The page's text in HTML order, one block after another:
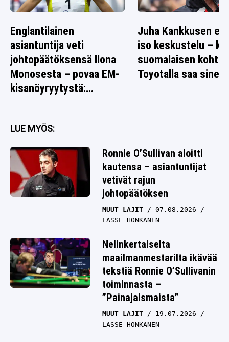
Englantilainen
asiantuntija veti
johtopäätöksensä Ilona
Monosesta – povaa EM-
kisanöyryytystä:
Juha Kankkusen
iso keskustelu –
suomalaisen
Toyotalla saa
LUE MYÖS:
Ronnie O’Sullivan aloitti
kautensa – asiantuntijat
vetivät rajun
johtopäätöksen
MUUT LAJIT
07.08.2026
LASSE HONKANEN
Nelinkertaiselta
maailmanmestarilta ikävää
tekstiä Ronnie O’Sullivanin
toiminnasta –
”Painajaismaista”
MUUT LAJIT
19.07.2026
LASSE HONKANEN